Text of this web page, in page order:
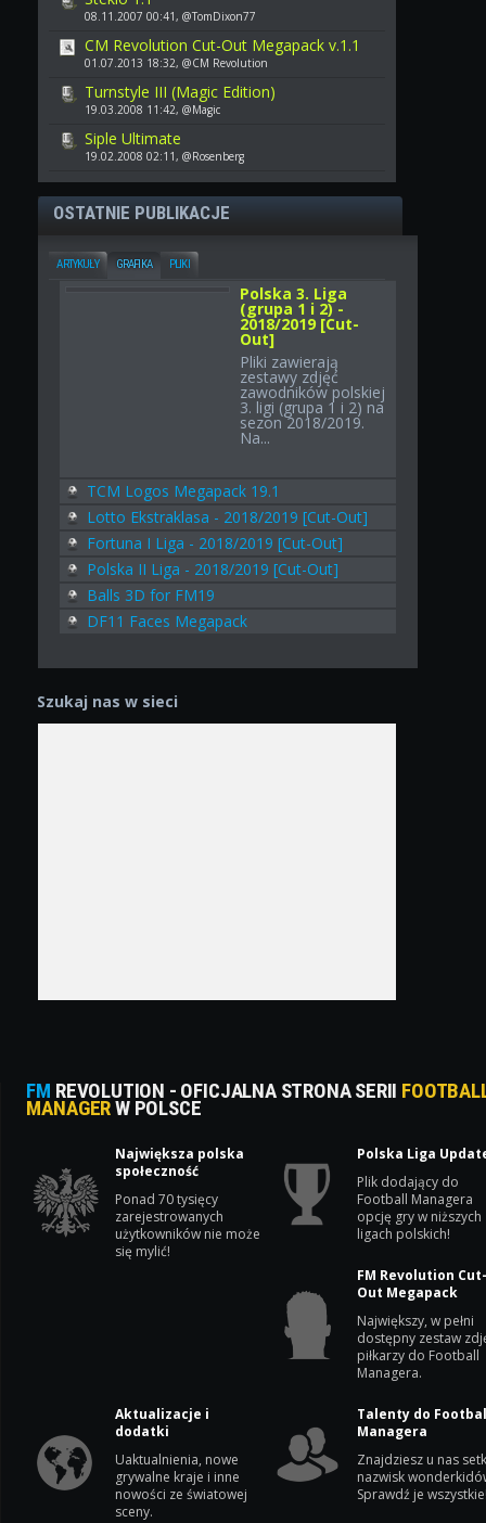
08.11.2007 00:41, @TomDixon77
CM Revolution Cut-Out Megapack v.1.1
01.07.2013 18:32, @CM Revolution
Turnstyle III (Magic Edition)
19.03.2008 11:42, @Magic
Siple Ultimate
19.02.2008 02:11, @Rosenberg
OSTATNIE PUBLIKACJE
ARTYKUŁY GRAFIKA PLIKI
Polska 3. Liga
(grupa 1 i 2) -
2018/2019 [Cut-
Out]
Pliki zawierają
zestawy zdjęć
zawodników polskiej
3. ligi (grupa 1 i 2) na
sezon 2018/2019.
Na...
TCM Logos Megapack 19.1
Lotto Ekstraklasa - 2018/2019 [Cut-Out]
Fortuna I Liga - 2018/2019 [Cut-Out]
Polska II Liga - 2018/2019 [Cut-Out]
Balls 3D for FM19
DF11 Faces Megapack
Szukaj nas w sieci
FM REVOLUTION - OFICJALNA STRONA SERII
MANAGERW POLSCE
Największa polska
społeczność
Ponad 70 tysięcy
zarejestrowanych
użytkowników nie może
się mylić!
Polska Liga
Plik dodający do
Football Managera
opcję gry w niższych
ligach polskich!
FM Revolution
Out Megapack
Największy, w pełni
dostępny zestaw
piłkarzy do Football
Managera.
Aktualizacje i
dodatki
Uaktualnienia, nowe
grywalne kraje i inne
nowości ze światowej
sceny.
Talenty do
Managera
Znajdziesz u nas
nazwisk
Sprawdź je